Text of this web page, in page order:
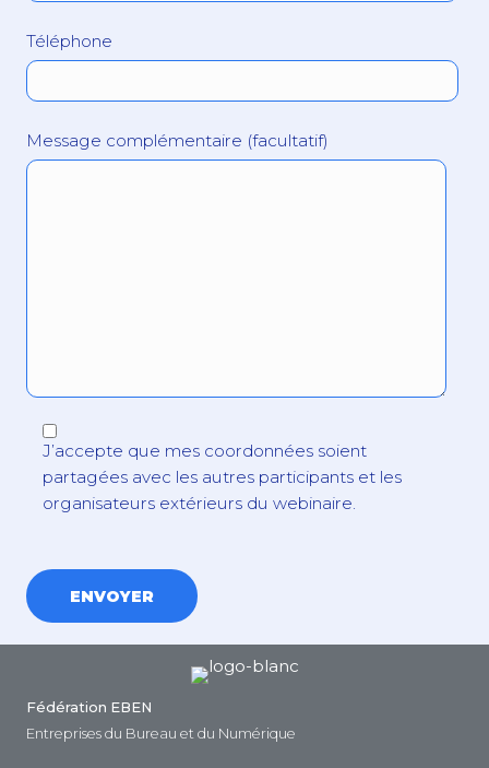
Téléphone
Message complémentaire (facultatif)
J’accepte que mes coordonnées soient
partagées avec les autres participants et les
organisateurs extérieurs du webinaire.
Fédération EBEN
Entreprises du Bureau et du Numérique